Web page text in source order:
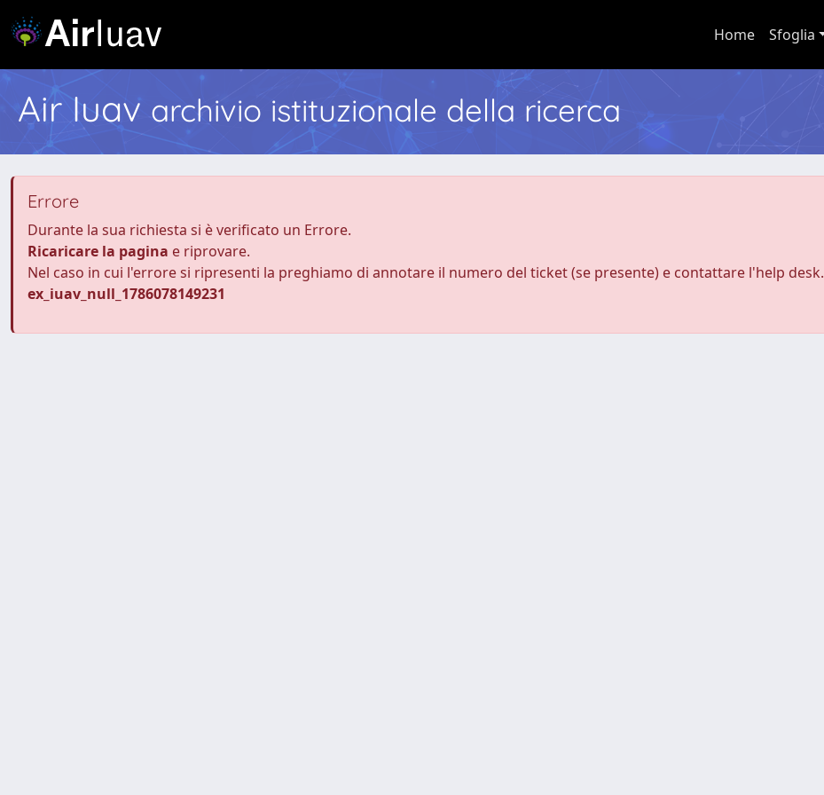
Home Sfoglia
Air Iuav archivio istituzionale della ricerca
Errore
Durante la sua richiesta si è verificato un Errore.
Ricaricare la pagina e riprovare.
Nel caso in cui l'errore si ripresenti la preghiamo di annotare il numero del ticket (se presente) e contattare l'help desk.
ex_iuav_null_1786078149231